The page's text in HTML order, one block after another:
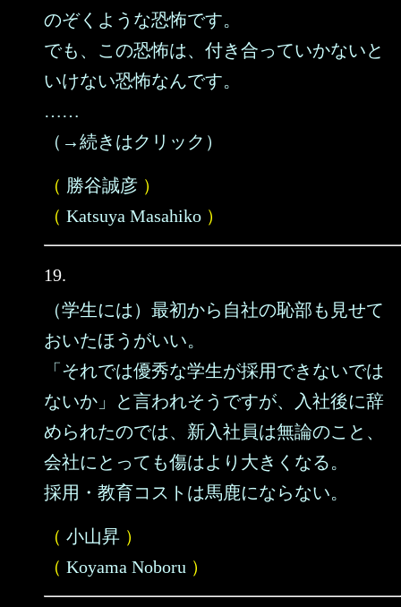
のぞくような恐怖です。
でも、この恐怖は、付き合っていかないと
いけない恐怖なんです。
……
（→続きはクリック）
（ 勝谷誠彦 ）
（ Katsuya Masahiko ）
19.
（学生には）最初から自社の恥部も見せて
おいたほうがいい。
「それでは優秀な学生が採用できないでは
ないか」と言われそうですが、入社後に辞
められたのでは、新入社員は無論のこと、
会社にとっても傷はより大きくなる。
採用・教育コストは馬鹿にならない。
（ 小山昇 ）
（ Koyama Noboru ）